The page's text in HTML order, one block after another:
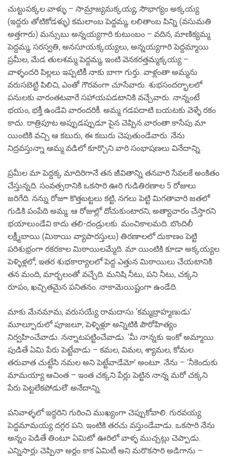
చుట్టుపక్కల వాళ్ళు – సామ్రాజ్యమక్కయ్య, సౌభాగ్యం అక్కయ్య
(ఇద్దరు తోటికోడళ్ళు) కమలాంబ పెద్దమ్మ, లలితాంబ పిన్ని (వసుమతి
అత్తగారు) మన్సుబు అన్నయ్యగారి కుటుంబం – వదిన, మాణిక్యమ్మ
పెద్దమ్మ, సరస్వతి, అనసూయక్కయ్యలు, అన్నయ్యగారి పెద్దమ్మాయి
ప్రమీల, మేడ తులశమ్మ పెద్దమ్మ, ఇంటి వెనకరత్తమ్మక్కయ్య –
వాళ్ళందరి పిల్లలు ఇప్పటికీ నాకు బాగా గుర్తు. వాళ్లంతా అమ్మను
వరుసబెట్టి పిలిచి, ఎంతో గౌరవంగా చూసేవారు. శుభసందర్భాలలో
పనులకు వారంతటవారే సహాయపడటానికి వచ్చేవారు. నాన్నంటే
భయం, భక్తీ ఉండేవి వారందరికీ. అమ్మ గడపదాటి బయటకు వెళ్ళే రకం
కాదు. రాత్రిపూట అప్పుడప్పుడూ పైన చెప్పిన వారంతా కాసేపు మా
యింటికి వచ్చి ఆ కబురు, ఈ కబురు చెపుతుండేవారు. నేను
నిద్రవస్తున్నా ఆమ్మ వడిలో కూర్చొని వారి సంభాషణలు వినేదాన్ని.
ప్రమీల మా పెద్దక్క మాదిరిగానే తన జీవితాన్ని తనవారి సేవలకే అంకితం
చేస్తున్నది. సంవత్సరానికి ఒకసారి ఊరి గుడితిరణాల 5 రోజులు
జరిగేది. నన్ను రోజూ కొత్తబట్టలు కట్టి, నగలు పెట్టి మిగతావారి జతలో
గుడికి పంపేది అమ్మ. ఆ రోజుల్లో దోచుకుంటారని, అత్యాచారం చేస్తారని
భయాలుండేవి కాదు తలి-దండ్రులకు. మంచికాలమది. బొందిలీ
లక్ష్మీబాయి (మిఠాయి వ్యాపారస్తులు) తిరణాలలో దుకాణం పెట్టి
పరిశుభ్రంగా రకరకాల మిఠాయిలమ్మేది. మా యింటికి కూడా అక్కయ్యల
పెళ్ళిళ్లలో, ఇతర శుభకార్యాలలో పెద్ద ఎత్తున మిఠాయిలు చేయటానికి
తన మంది, మార్బలంతో వచ్చేది. మనిషి నీటు, పని నీటు, చక్కని
రూపం, ఖచ్చితమైన పనితనం. నాకామెయిష్టంగా ఉండేది.
మాకు మేనమామ, వరుసయ్యే రామదాసు ‘కమ్మబ్రాహ్మణుడు’
మూల్పూరులో పూజలూ, పెళ్ళిళ్లూ అన్నిటికి పౌరోహిత్యం
నిర్వహించేవాడు. నన్నాటపట్టించేవాడు. ‘మీ నాన్నకు ఇంకో అమ్మాయి
పుడితే ఏమి పేరు పెట్టేవాడు – కమల, విమల, శ్యామల, కోమల
తరువాత చుట్టేసి నమల అని పెట్టేవాడేమో’ అంటూ. నేను – ‘నీకెందుకు
మామయ్యా ఆచింత – ఇంత చక్కని పేర్లు పెట్టిన నాన్న మరో చక్కని
పేరు పెట్టలేకపోడులే’ అనేదాన్ని.
పనివాళ్ళలో ఇద్దరిని గురించి ముఖ్యంగా చెప్పుకోవాలి. గురవయ్య
పెద్దమామయ్య దగ్గర పని. ఇంటికి తరచు వస్తుండేవాడు. ఒకసారి నేను
అన్నం పెడితే తింటూ ఏమిటో ఊరిలో వాళ్ళ ముచ్చట్లు చెప్పాడు.
ఎన్నిసార్లు చెప్పినా అర్ధం కాక ఏమిటీ అని మరొకసారి అడిగాను –